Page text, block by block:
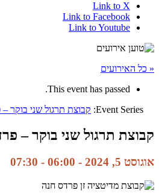
Link to X
Link to Facebook
Link to Youtube
« כל האירועים
This event has passed.
Event Series: קבוצת תרגול שני בוקר
קבוצת תרגול שני בוקר –
אוגוסט 5, 2024 - 06:00 -
07:30